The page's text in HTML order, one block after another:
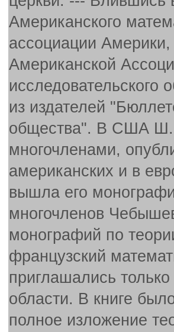
Американского
ассоциации Америки,
Американской
из издателей
общества". В США Ш.
многочленами,
американских и в
вышла его
многочленов
монографий по
французский
приглашались
области. В книге
полное изложение